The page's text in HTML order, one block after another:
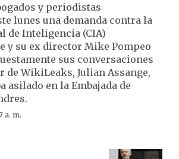
y periodistas
lunes una demanda contra la
de Inteligencia (CIA)
y su ex director Mike Pompeo
sus conversaciones
de WikiLeaks, Julian Assange,
asilado en la Embajada de
a. m.